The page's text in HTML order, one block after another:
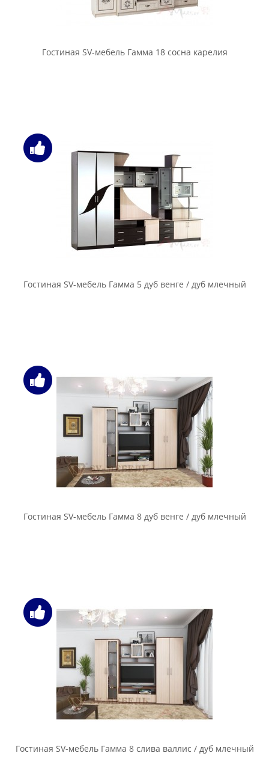
Гостиная SV-мебель Гамма 18 сосна карелия
Гостиная SV-мебель Гамма 5 дуб венге / дуб млечный
Гостиная SV-мебель Гамма 8 дуб венге / дуб млечный
Гостиная SV-мебель Гамма 8 слива валлис / дуб млечный